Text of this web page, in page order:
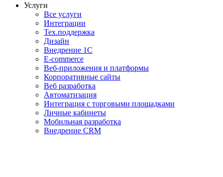
Услуги
Все услуги
Интеграции
Тех.поддержка
Дизайн
Внедрение 1С
E-commerce
Веб-приложения и платформы
Корпоративные сайты
Веб разработка
Автоматизация
Интеграция с торговыми площадками
Личные кабинеты
Мобильная разработка
Внедрение CRM